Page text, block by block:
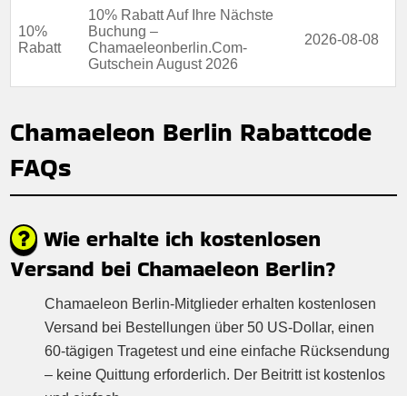
10%
Rabatt
10% Rabatt Auf Ihre Nächste
Buchung –
Chamaeleonberlin.Com-
Gutschein August 2026
2026-08-08
Chamaeleon Berlin Rabattcode
FAQs
Wie erhalte ich kostenlosen
Versand bei Chamaeleon Berlin?
Chamaeleon Berlin-Mitglieder erhalten kostenlosen
Versand bei Bestellungen über 50 US-Dollar, einen
60-tägigen Tragetest und eine einfache Rücksendung
– keine Quittung erforderlich. Der Beitritt ist kostenlos